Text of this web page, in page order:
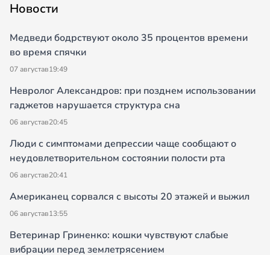
Новости
Медведи бодрствуют около 35 процентов времени
во время спячки
07 августав19:49
Невролог Александров: при позднем использовании
гаджетов нарушается структура сна
06 августав20:45
Люди с симптомами депрессии чаще сообщают о
неудовлетворительном состоянии полости рта
06 августав20:41
Американец сорвался с высоты 20 этажей и выжил
06 августав13:55
Ветеринар Гриненко: кошки чувствуют слабые
вибрации перед землетрясением